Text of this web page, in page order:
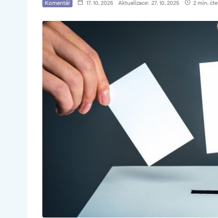
Komentář 17. 10. 2025 Aktualizace: 27. 10. 2025 2 min.